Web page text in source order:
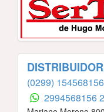
(0299) 154568156
2994568156